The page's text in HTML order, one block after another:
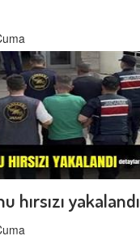
hırsızı yakalandı